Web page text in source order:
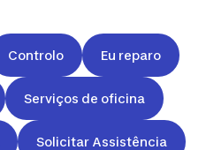
Controlo Eu reparo
Serviços de oficina
Solicitar Assistência